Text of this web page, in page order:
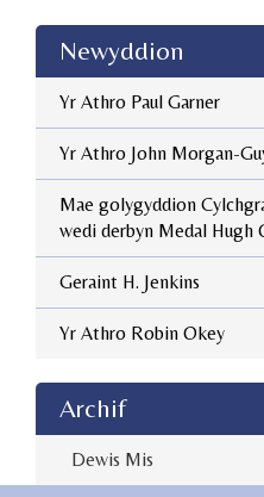
Newyddion
Yr Athro Paul Garner
Yr Athro John Morgan-
Mae golygyddion
wedi derbyn Medal Hugh
Geraint H. Jenkins
Yr Athro Robin Okey